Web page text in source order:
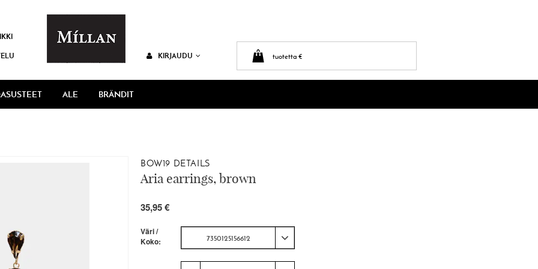
KIRJAUDU tuotetta €
ALE BRÄNDIT
BOW19 DETAILS
Aria earrings, brown
35,95 €
Väri /
Koko:
7350125156612